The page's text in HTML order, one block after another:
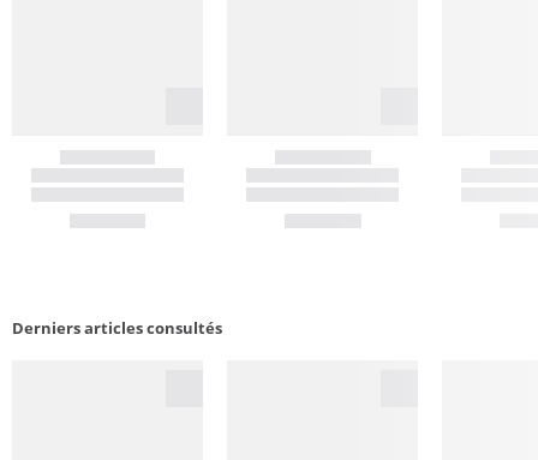
Derniers articles consultés